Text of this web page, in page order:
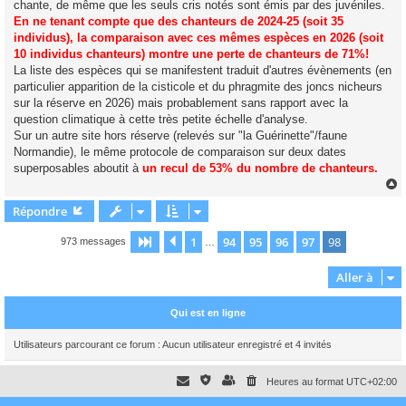
chante, de même que les seuls cris notés sont émis par des juvéniles.
En ne tenant compte que des chanteurs de 2024-25 (soit 35
individus), la comparaison avec ces mêmes espèces en 2026 (soit
10 individus chanteurs) montre une perte de chanteurs de 71%!
La liste des espèces qui se manifestent traduit d'autres évènements (en
particulier apparition de la cisticole et du phragmite des joncs nicheurs
sur la réserve en 2026) mais probablement sans rapport avec la
question climatique à cette très petite échelle d'analyse.
Sur un autre site hors réserve (relevés sur "la Guérinette"/faune
Normandie), le même protocole de comparaison sur deux dates
superposables aboutit à un recul de 53% du nombre de chanteurs.
Répondre
973 messages Page 98 sur 98
Précédente
1 94 95 96 97 98
Aller à
Qui est en ligne
Utilisateurs parcourant ce forum : Aucun utilisateur enregistré et 4 invités
Heures au format UTC+02:00